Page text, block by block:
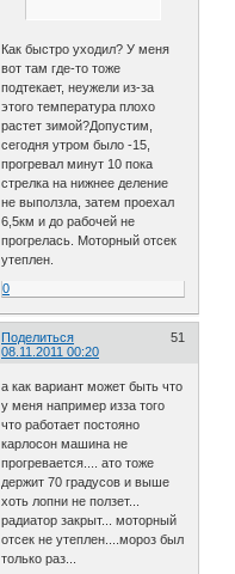
Как быстро уходил? У меня
вот там где-то тоже
подтекает, неужели из-за
этого температура плохо
растет зимой?Допустим,
сегодня утром было -15,
прогревал минут 10 пока
стрелка на нижнее деление
не выползла, затем проехал
6,5км и до рабочей не
прогрелась. Моторный отсек
утеплен.
0
Поделиться
51
08.11.2011 00:20
а как вариант может быть что
у меня например изза того
что работает постояно
карлосон машина не
прогревается.... ато тоже
держит 70 градусов и выше
хоть лопни не ползет...
радиатор закрыт... моторный
отсек не утеплен....мороз был
только раз...